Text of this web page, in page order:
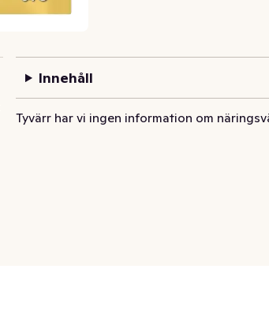
Innehåll
Tyvärr har vi ingen information om